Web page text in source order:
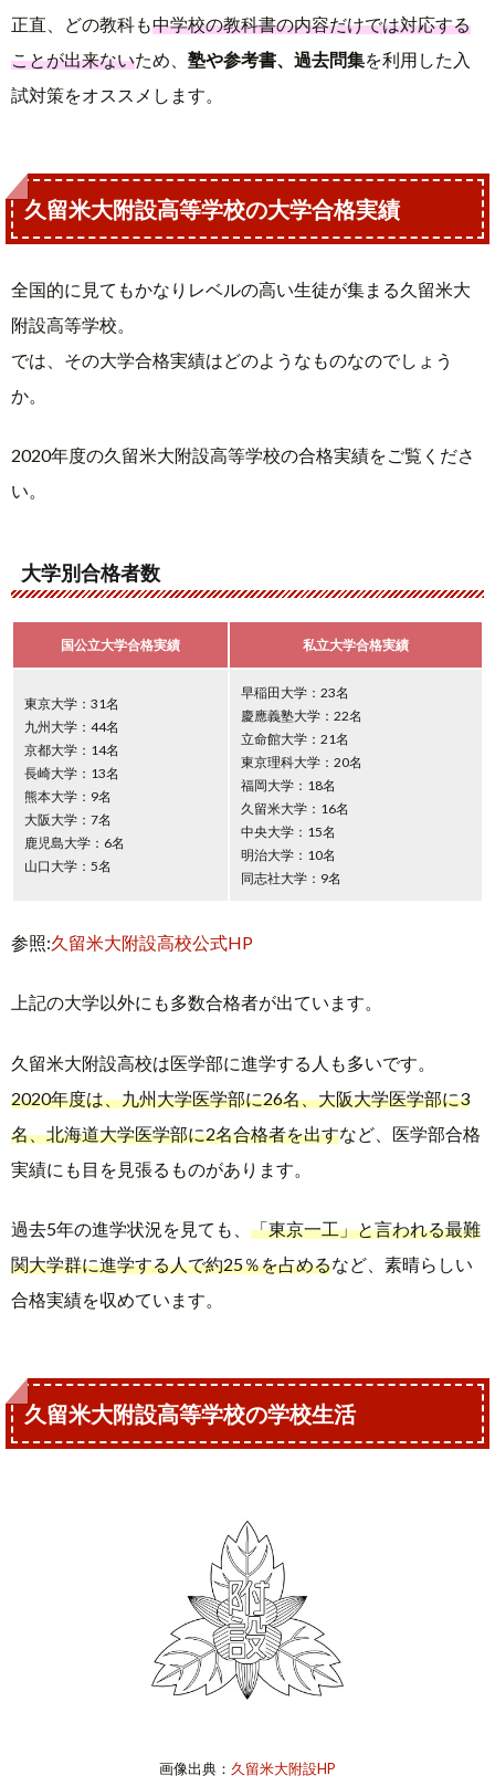
正直、どの教科も中学校の教科書の内容だけでは対応する
ことが出来ないため、 塾や参考書、過去問集を利用した入
試対策をオススメします。
久留米大附設高等学校の大学合格実績
全国的に見てもかなりレベルの高い生徒が集まる久留米大
附設高等学校。
では、その大学合格実績はどのようなものなのでしょう
か。
2020年度の久留米大附設高等学校の合格実績をご覧くださ
い。
大学別合格者数
国公立大学合格実績 私立大学合格実績
東京大学：31名
九州大学：44名
京都大学：14名
長崎大学：13名
熊本大学：9名
大阪大学：7名
鹿児島大学：6名
山口大学：5名
早稲田大学：23名
慶應義塾大学：22名
立命館大学：21名
東京理科大学：20名
福岡大学：18名
久留米大学：16名
中央大学：15名
明治大学：10名
同志社大学：9名
参照:久留米大附設高校公式HP
上記の大学以外にも多数合格者が出ています。
久留米大附設高校は医学部に進学する人も多いです。
2020年度は、九州大学医学部に26名、大阪大学医学部に3
名、北海道大学医学部に2名合格者を出すなど、医学部合格
実績にも目を見張るものがあります。
過去5年の進学状況を見ても、 「東京一工」と言われる最難
関大学群に進学する人で約25％を占めるなど、素晴らしい
合格実績を収めています。
久留米大附設高等学校の学校生活
画像出典： 久留米大附設HP